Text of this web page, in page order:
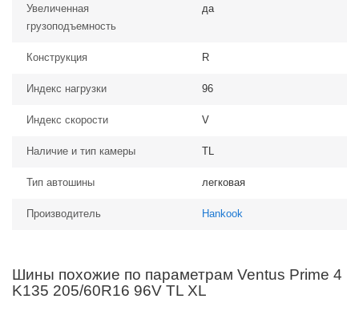
Увеличенная
грузоподъемность
да
Конструкция R
Индекс нагрузки 96
Индекс скорости V
Наличие и тип камеры TL
Тип автошины легковая
Производитель Hankook
Шины похожие по параметрам Ventus Prime 4
K135 205/60R16 96V TL XL